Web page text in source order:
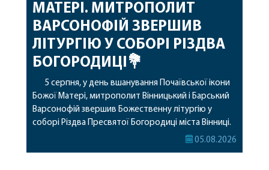
МАТЕРІ. МИТРОПОЛИТ
ВАРСОНОФІЙ ЗВЕРШИВ
ЛІТУРГІЮ У СОБОРІ РІЗДВА
БОГОРОДИЦІ💐
5 серпня, у день вшанування Почаївської ікони
Божої Матері, митрополит Вінницький і Барський
Варсонофій звершив Божественну літургію у
соборі Різдва Пресвятої Богородиці міста Вінниці.
Його Високопреосвященству співслужили05.08.2026